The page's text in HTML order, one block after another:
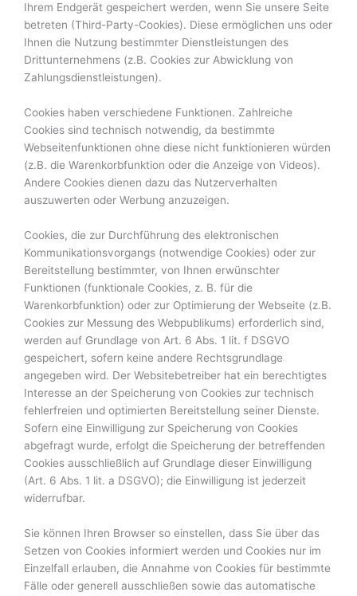
Ihrem Endgerät gespeichert werden, wenn Sie unsere Seite
betreten (Third-Party-Cookies). Diese ermöglichen uns oder
Ihnen die Nutzung bestimmter Dienstleistungen des
Drittunternehmens (z.B. Cookies zur Abwicklung von
Zahlungsdienstleistungen).
Cookies haben verschiedene Funktionen. Zahlreiche
Cookies sind technisch notwendig, da bestimmte
Webseitenfunktionen ohne diese nicht funktionieren würden
(z.B. die Warenkorbfunktion oder die Anzeige von Videos).
Andere Cookies dienen dazu das Nutzerverhalten
auszuwerten oder Werbung anzuzeigen.
Cookies, die zur Durchführung des elektronischen
Kommunikationsvorgangs (notwendige Cookies) oder zur
Bereitstellung bestimmter, von Ihnen erwünschter
Funktionen (funktionale Cookies, z. B. für die
Warenkorbfunktion) oder zur Optimierung der Webseite (z.B.
Cookies zur Messung des Webpublikums) erforderlich sind,
werden auf Grundlage von Art. 6 Abs. 1 lit. f DSGVO
gespeichert, sofern keine andere Rechtsgrundlage
angegeben wird. Der Websitebetreiber hat ein berechtigtes
Interesse an der Speicherung von Cookies zur technisch
fehlerfreien und optimierten Bereitstellung seiner Dienste.
Sofern eine Einwilligung zur Speicherung von Cookies
abgefragt wurde, erfolgt die Speicherung der betreffenden
Cookies ausschließlich auf Grundlage dieser Einwilligung
(Art. 6 Abs. 1 lit. a DSGVO); die Einwilligung ist jederzeit
widerrufbar.
Sie können Ihren Browser so einstellen, dass Sie über das
Setzen von Cookies informiert werden und Cookies nur im
Einzelfall erlauben, die Annahme von Cookies für bestimmte
Fälle oder generell ausschließen sowie das automatische